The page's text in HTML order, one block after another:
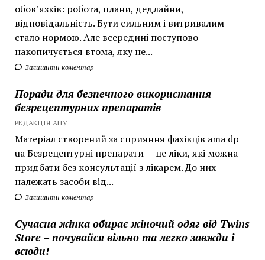
обов’язків: робота, плани, дедлайни,
відповідальність. Бути сильним і витривалим
стало нормою. Але всередині поступово
накопичується втома, яку не...
Залишити коментар
Поради для безпечного використання
безрецептурних препаратів
РЕДАКЦІЯ АПУ
Матеріал створений за сприяння фахівців ama dp
ua Безрецептурні препарати — це ліки, які можна
придбати без консультації з лікарем. До них
належать засоби від...
Залишити коментар
Сучасна жінка обирає жіночий одяг від Twins
Store – почувайся вільно та легко завжди і
всюди!